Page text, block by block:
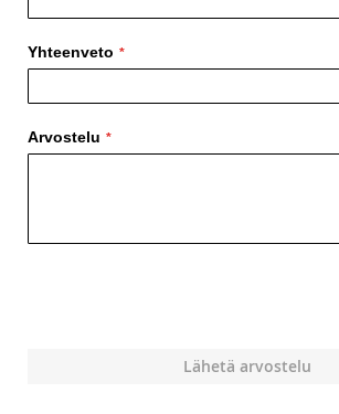
Yhteenveto
Arvostelu
Lähetä arvostelu